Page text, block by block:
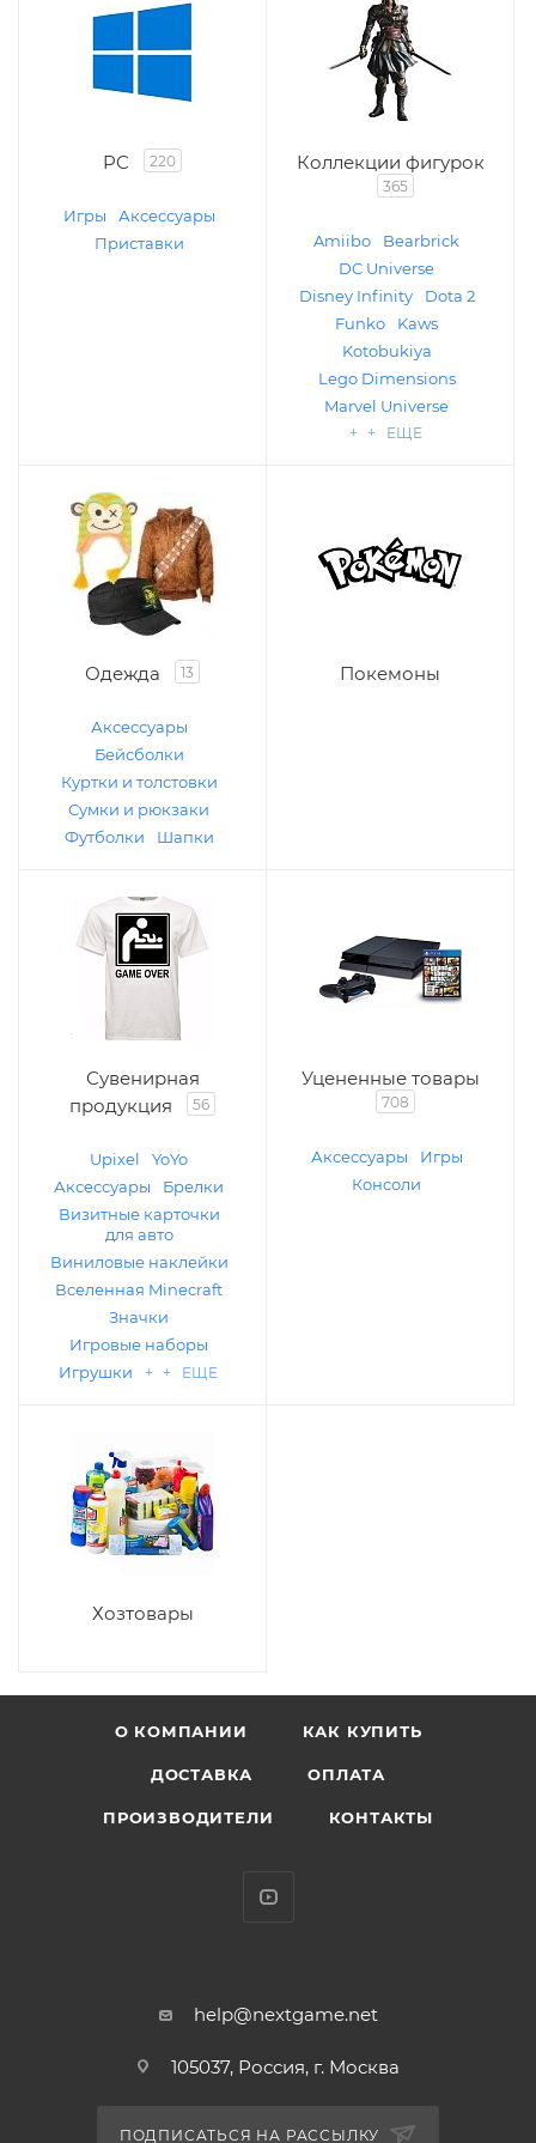
PC 220
Игры
Аксессуары
Приставки
Коллекции фигурок
365
Amiibo
Bearbrick
DC Universe
Disney Infinity
Dota 2
Funko
Kaws
Kotobukiya
Lego Dimensions
Marvel Universe
+ + ЕЩЕ
Одежда 13
Аксессуары
Бейсболки
Куртки и толстовки
Сумки и рюкзаки
Футболки
Шапки
Покемоны
Сувенирная
продукция
56
Upixel
YoYo
Аксессуары
Брелки
Визитные карточки
для авто
Виниловые наклейки
Вселенная Minecraft
Значки
Игровые наборы
Игрушки
+ + ЕЩЕ
Уцененные товары
708
Аксессуары
Игры
Консоли
Хозтовары
О КОМПАНИИ КАК КУПИТЬ
ДОСТАВКА ОПЛАТА
ПРОИЗВОДИТЕЛИ КОНТАКТЫ
help@nextgame.net
105037, Россия, г. Москва
ПОДПИСАТЬСЯ НА РАССЫЛКУ